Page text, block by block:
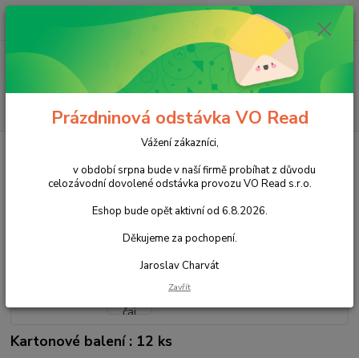
Po - Pá 8 - 14h
ks
za 0,00 Kč
Čaje porcované Teekanne Mátový čaj 20x1,5g
Teekanne Mátový čaj 20x1,5g
Kartonové balení : 12 ks
Prázdninová odstávka VO Read
Vážení zákazníci,
v období srpna bude v naší firmě probíhat z důvodu
celozávodní dovolené odstávka provozu VO Read s.r.o.
Eshop bude opět aktivní od 6.8.2026.
Děkujeme za pochopení.
Jaroslav Charvát
Zavřít